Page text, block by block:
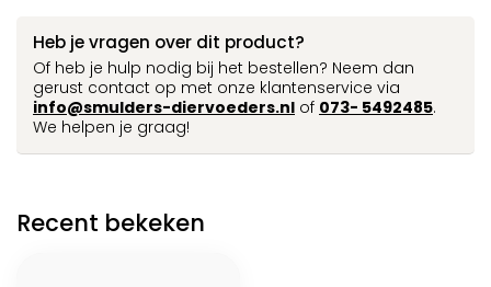
Heb je vragen over dit product?
Of heb je hulp nodig bij het bestellen? Neem dan
gerust contact op met onze klantenservice via
info@smulders-diervoeders.nl of 073- 5492485.
We helpen je graag!
Recent bekeken